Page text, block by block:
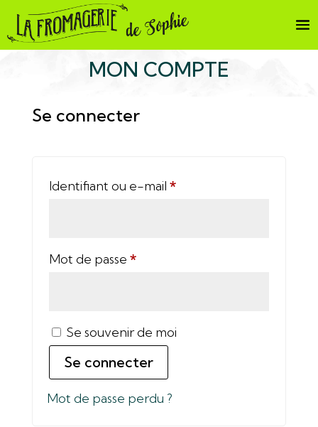
MON COMPTE
Se connecter
Identifiant ou e-mail *Obligatoire
Mot de passe *Obligatoire
A
t
e
Se souvenir de moi
Se connecter
Mot de passe perdu ?